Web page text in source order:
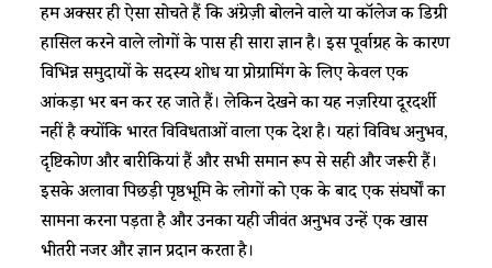
हम अक्सर ही ऐसा सोचते हैं कि अंग्रेज़ी बोलने वाले या कॉलेज की डिग्री
हासिल करने वाले लोगों के पास ही सारा ज्ञान है। इस पूर्वाग्रह के कारण
विभिन्न समुदायों के सदस्य शोध या प्रोग्रामिंग के लिए केवल एक
आंकड़ा भर बन कर रह जाते हैं। लेकिन देखने का यह नज़रिया दूरदर्शी
नहीं है क्योंकि भारत विविधताओं वाला एक देश है। यहां विविध अनुभव,
दृष्टिकोण और बारीकियां हैं और सभी समान रूप से सही और जरूरी हैं।
इसके अलावा पिछड़ी पृष्ठभूमि के लोगों को एक के बाद एक संघर्षों का
सामना करना पड़ता है और उनका यही जीवंत अनुभव उन्हें एक खास
भीतरी नजर और ज्ञान प्रदान करता है।